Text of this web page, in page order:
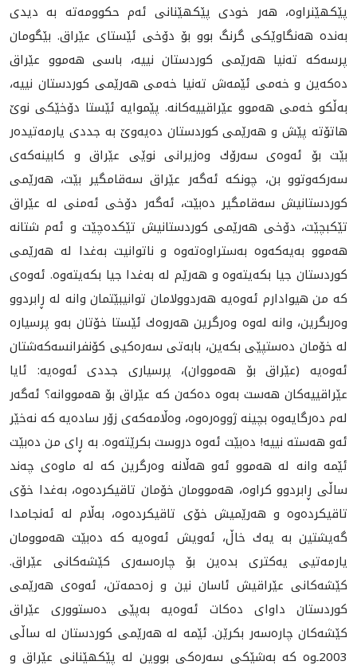
پێكهێنراوه‌، هه‌ر خودی پێكهێنانی ئه‌م حكوومه‌ته‌ به‌ دیدی
به‌نده‌ هه‌نگاوێكی گرنگ بوو بۆ دۆخی ئێستای عێراق. بێگومان
پرسه‌كه‌ ته‌نیا هه‌رێمی كوردستان نییه‌، باسی هه‌موو عێراق
ده‌كه‌ین و خه‌می ئێمه‌ش ته‌نیا خه‌می هه‌رێمی كوردستان نییه‌،
به‌ڵكو خه‌می هه‌موو عێراقییه‌كانه‌. پێموایه‌ ئێستا دۆخێكی نوێ
هاتۆته‌ پێش و هه‌رێمی كوردستان ده‌یه‌وێ به‌ جددی یارمه‌تیده‌ر
بێت بۆ ئه‌وه‌ی سه‌رۆك وه‌زیرانی نوێی عێراق و كابینه‌كه‌ی
سه‌ركه‌وتوو بن، چونكه‌ ئه‌گه‌ر‌ عێراق سه‌قامگیر بێت، هه‌رێمی
كوردستانیش سه‌قامگیر ده‌بێت، ئه‌گه‌ر دۆخی ئه‌منی له‌ عێراق
تێكبچێت، دۆخی هه‌رێمی كوردستانیش تێكده‌چێت و ئه‌م شتانه‌
هه‌موو به‌یه‌كه‌وه‌ به‌ستراوه‌ته‌وه‌ و ناتوانیت به‌غدا له‌ هه‌رێمی
كوردستان جیا بكه‌یته‌وه‌ و هه‌رێم له‌ به‌غدا جیا بكه‌یته‌وه.‌ ئه‌وه‌ی
كه‌ من هیوادارم ئه‌وه‌یه‌ هه‌ردوولامان توانیبێتمان وانه‌ له‌ ڕابردوو
وه‌ربگرین، وانه‌ له‌وه‌ وه‌رگرین هه‌روه‌ك ئێستا خۆتان به‌و پرسیاره‌
له خۆمان ده‌ستپێی بكه‌ین، بابه‌تی سه‌ره‌كیی كۆنفرانسه‌كه‌شتان
ئه‌وه‌یه‌ (عێراق بۆ هه‌مووان)، پرسیاری جددی ئه‌وه‌یه‌: ئایا
عێراقییه‌كان هه‌ست به‌وه‌ ده‌كه‌ن كه‌ عێراق بۆ هه‌مووانه‌؟ ئه‌گه‌ر
له‌م ده‌رگایه‌وه‌ بچینه‌ ژووه‌ره‌وه‌، وه‌ڵامه‌كه‌ی زۆر ساده‌یه‌ كه‌ نه‌خێر
ئه‌و هه‌سته‌ نییه‌! ده‌بێت ئه‌وه‌ دروست بكرێته‌وه‌. به‌ ڕای من ده‌بێت
ئێمه‌ وانه‌ له‌ هه‌موو ئه‌و هه‌ڵانه‌ وه‌رگرین كه‌ له‌ ماوه‌ی چه‌ند
ساڵی ڕابردوو كراوه‌، هه‌موومان خۆمان تاقیكرده‌وه‌، به‌غدا خۆی
تاقیكرده‌وه‌ و هه‌رێمیش خۆی تاقیكرده‌وه‌، به‌ڵام له‌ ئه‌نجامدا
گه‌یشتین به‌ یه‌ك خاڵ، ئه‌ویش ئه‌وه‌یه‌ كه‌ ده‌بێت هه‌موومان
یارمه‌تیی یه‌كتری بده‌ین بۆ چاره‌سه‌ری كێشه‌كانی عێراق.
كێشه‌كانی عێراقیش ئاسان نین و زه‌حمه‌تن، ئه‌وه‌ی هه‌رێمی
كوردستان داوای ده‌كات ئه‌وه‌يه‌ به‌پێی ده‌ستووری عێراق
كێشه‌كان چاره‌سه‌ر بكرێن. ئێمه‌ له‌ هه‌رێمی كوردستان له‌ ساڵی
2003ـ‌وه‌ كه‌ به‌شێكی سه‌ره‌كى بووین له‌ پێكهێنانی عێراق و